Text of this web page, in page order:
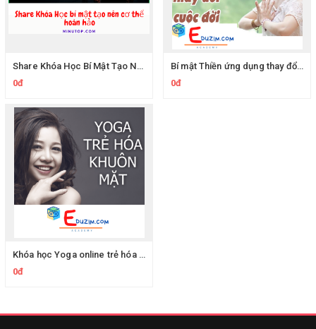
Share Khóa Học Bí Mật Tạo Nên Cơ Thể Hoàn Hảo Của Master Phan Bảo Long
0đ
Bí mật Thiền ứng dụng thay đổi cuộc đời bạn cùng Nguyễn Hiếu
0đ
Khóa học Yoga online trẻ hóa và tái tạo cho khuôn mặt
0đ